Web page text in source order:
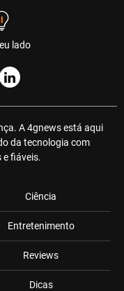
lado
A 4gnews está aqui
da tecnologia com
e fiáveis.
Ciência
Entretenimento
Reviews
Dicas